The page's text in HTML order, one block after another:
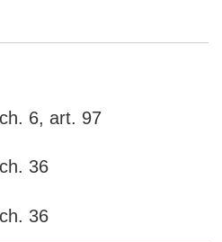
6, art. 97
36
36